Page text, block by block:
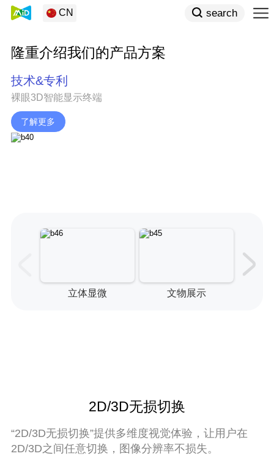
CN search
隆重介绍我们的产品方案
技术&专利
裸眼3D智能显示终端
了解更多
立体显微 文物展示
2D/3D无损切换
“2D/3D无损切换”提供多维度视觉体验，让用户在
2D/3D之间任意切换，图像分辨率不损失。